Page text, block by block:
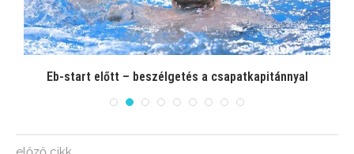
Eb-start előtt – beszélgetés a csapatkapitánnyal